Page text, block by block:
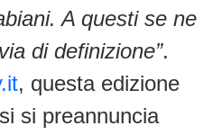
A questi se ne
di definizione”.
, questa edizione
si preannuncia